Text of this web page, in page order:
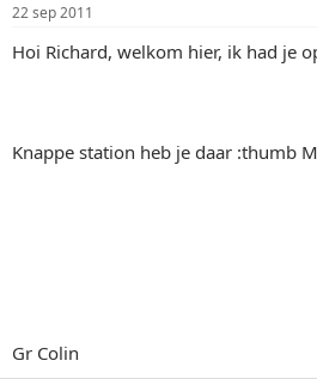
22 sep 2011
Hoi Richard, welkom hier, ik had je
Knappe station heb je daar :thumb
Gr Colin